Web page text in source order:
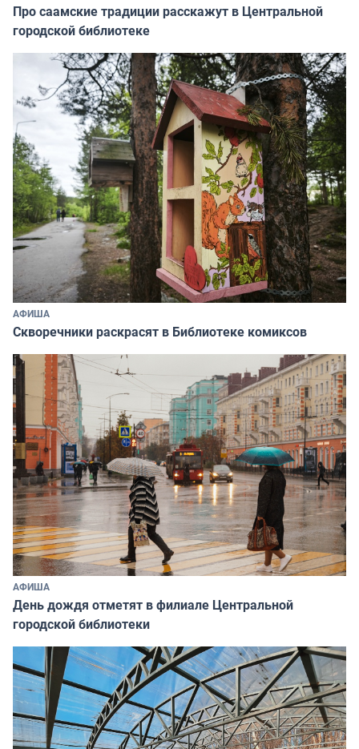
Про саамские традиции расскажут в Центральной
городской библиотеке
АФИША
Скворечники раскрасят в Библиотеке комиксов
АФИША
День дождя отметят в филиале Центральной
городской библиотеки